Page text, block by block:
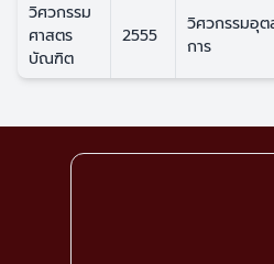
วิศวกรรม
ศาสตร
บัณฑิต
2555
วิศวกรรมอุต
การ